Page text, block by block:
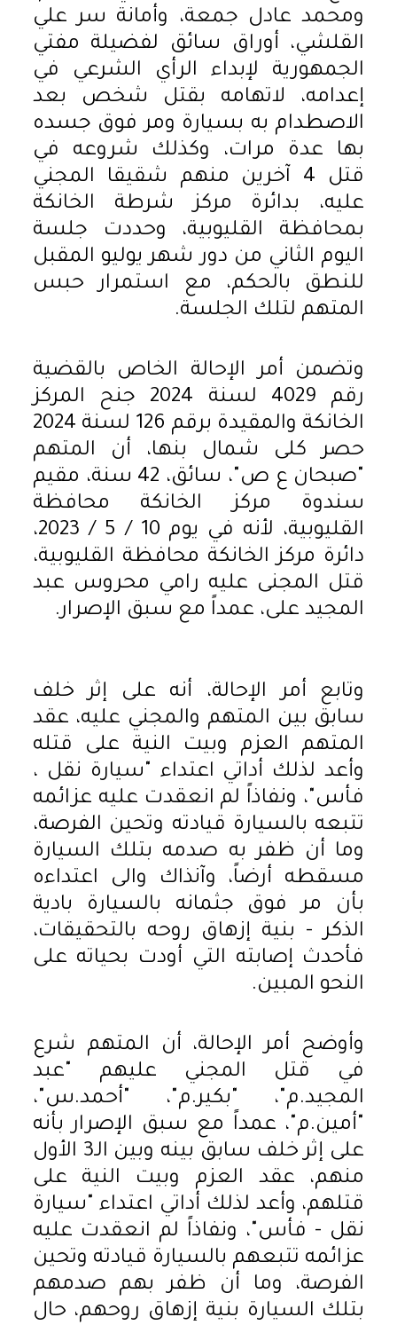
ومحمد عادل جمعة، وأمانة سر علي
القلشي، أوراق سائق لفضيلة مفتي
الجمهورية لإبداء الرأي الشرعي في
إعدامه، لاتهامه بقتل شخص بعد
الاصطدام به بسيارة ومر فوق جسده
بها عدة مرات، وكذلك شروعه في
قتل 4 آخرين منهم شقيقا المجني
عليه، بدائرة مركز شرطة الخانكة
بمحافظة القليوبية، وحددت جلسة
اليوم الثاني من دور شهر يوليو المقبل
للنطق بالحكم، مع استمرار حبس
المتهم لتلك الجلسة.
وتضمن أمر الإحالة الخاص بالقضية
رقم 4029 لسنة 2024 جنح المركز
الخانكة والمقيدة برقم 126 لسنة 2024
حصر كلى شمال بنها، أن المتهم
"صبحان ع ص"، سائق، 42 سنة، مقيم
سندوة مركز الخانكة محافظة
القليوبية، لأنه في يوم 10 / 5 / 2023،
دائرة مركز الخانكة محافظة القليوبية،
قتل المجنى عليه رامي محروس عبد
المجيد على، عمداً مع سبق الإصرار.
وتابع أمر الإحالة، أنه على إثر خلف
سابق بين المتهم والمجني عليه، عقد
المتهم العزم وبيت النية على قتله
وأعد لذلك أداتي اعتداء "سيارة نقل ،
فأس"، ونفاذاً لم انعقدت عليه عزائمه
تتبعه بالسيارة قيادته وتحين الفرصة،
وما أن ظفر به صدمه بتلك السيارة
مسقطه أرضاً، وآنذاك والى اعتداءه
بأن مر فوق جثمانه بالسيارة بادية
الذكر - بنية إزهاق روحه بالتحقيقات،
فأحدث إصابته التي أودت بحياته على
النحو المبين.
وأوضح أمر الإحالة، أن المتهم شرع
في قتل المجني عليهم "عبد
المجيد.م"، "بكير.م"، "أحمد.س"،
"أمين.م"، عمداً مع سبق الإصرار بأنه
على إثر خلف سابق بينه وبين الـ3 الأول
منهم، عقد العزم وبيت النية على
قتلهم، وأعد لذلك أداتي اعتداء "سيارة
نقل - فأس"، ونفاذاً لم انعقدت عليه
عزائمه تتبعهم بالسيارة قيادته وتحين
الفرصة، وما أن ظفر بهم صدمهم
بتلك السيارة بنية إزهاق روحهم، حال